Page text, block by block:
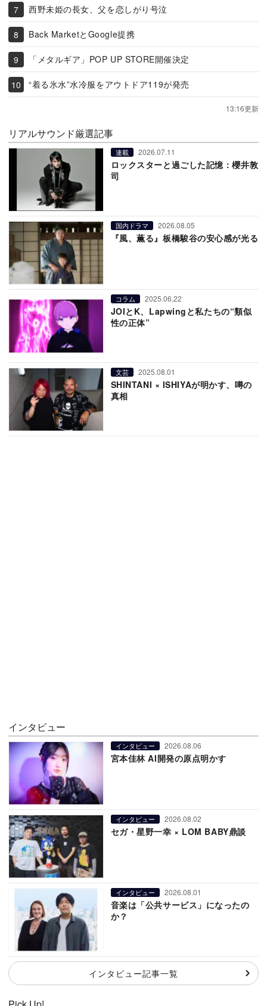
西野未姫の長女、父を恋しがり号泣
Back MarketとGoogle提携
「メタルギア」POP UP STORE開催決定
“着る氷水”水冷服をアウトドア119が発売
13:16更新
リアルサウンド厳選記事
連載 2026.07.11
ロックスターと過ごした記憶：櫻井敦
司
国内ドラマ 2026.08.05
『風、薫る』板橋駿谷の安心感が光る
コラム 2025.06.22
JOIとK、Lapwingと私たちの“類似
性の正体”
文芸 2025.08.01
SHINTANI × ISHIYAが明かす、噂の
真相
インタビュー
インタビュー 2026.08.06
宮本佳林 AI開発の原点明かす
インタビュー 2026.08.02
セガ・星野一幸 × LOM BABY鼎談
インタビュー 2026.08.01
音楽は「公共サービス」になったの
か？
インタビュー記事一覧